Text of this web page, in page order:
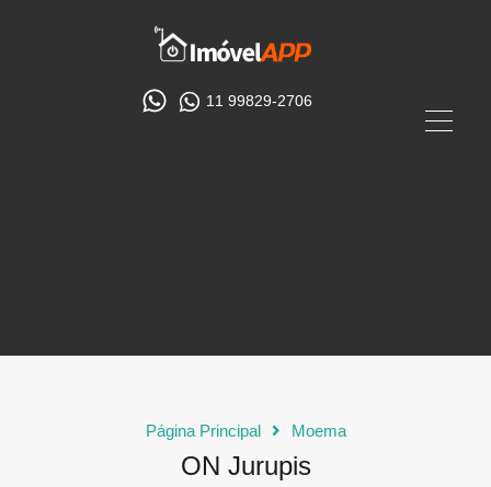
11 99829-2706
Página Principal Moema
ON Jurupis